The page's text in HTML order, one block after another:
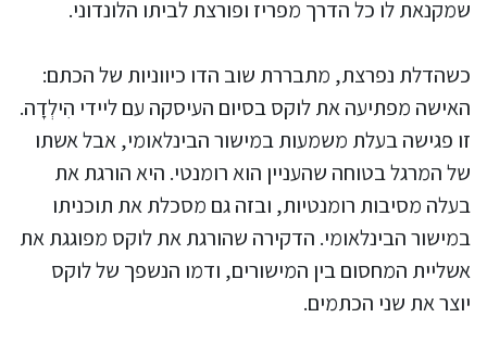
שמקנאת לו כל הדרך מפריז ופורצת לביתו הלונדוני.
כשהדלת נפרצת, מתבררת שוב הדו כיווניות של הכתם:
האישה מפתיעה את לוקס בסיום העיסקה עם ליידי הִילְדָה.
זו פגישה בעלת משמעות במישור הבינלאומי, אבל אשתו
של המרגל בטוחה שהעניין הוא רומנטי. היא הורגת את
בעלה מסיבות רומנטיות, ובזה גם מסכלת את תוכניתו
במישור הבינלאומי. הדקירה שהורגת את לוקס מפוגגת את
אשליית המחסום בין המישורים, ודמו הנשפך של לוקס
יוצר את שני הכתמים.